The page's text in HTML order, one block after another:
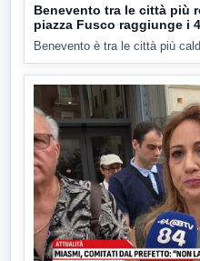
Benevento tra le città più
piazza Fusco raggiunge i
Benevento è tra le città più